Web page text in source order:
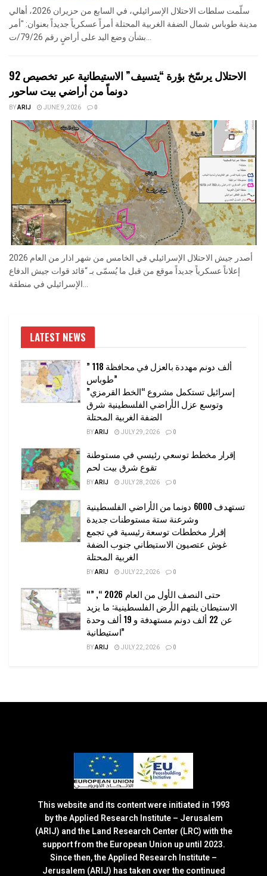
سلّمت سلطات الاحتلال الإسرائيلي، في السابع من حزيران 2026، أهالي
مدينة طوباس شمال الضفة الغربية المحتلة أمراً عسكرياً جديداً بعنوان: "أمر
بشأن وضع اليد على أراضٍ رقم 79/26/ت...
الاحتلال يرسّخ بؤرة “يتسيف” الاستيطانية عبر تخصيص 92
دونماً من أراضي بيت ساحور
BYARIJ JUNE 9, 2026 0
أصدر جيش الاحتلال الإسرائيلي في الخامس من شهر اذار من العام 2026
إعلاناً عسكرياً جديداً موقع من قبل ما يُسمّى بـ “قائد قوات جيش الدفاع
الإسرائيلي في منطقة...
LATEST NEWS
” 118 ألف دونم مهددة بالعزل في محافظة
طوباس”
إسرائيل تستكمل مشروع “الخط القرمزي”
وتوسع عزل الأراضي الفلسطينية شرق
الضفة الغربية المحتلة
BYARIJ JULY 29, 2026 0
إقرار مخطط توسعي رئيسي في مستوطنة
تقوع شرق بيت لحم
BYARIJ JULY 28, 2026 0
تستهدف 6000 دونما من الأراضي الفلسطينية
وشرعنة ستة مستوطنات جديدة
إقرار مخططات توسعة رئيسية في تجمع
غوش عتصيون الاستيطاني جنوب الضفة
الغربية المحتلة
BYARIJ JULY 22, 2026 0
“حتى النصف الأول من العام 2026 “, ”
الاستيطان يلتهم الأرض الفلسطينية: ما يزيد
عن 22 ألف دونم مستهدفة و 19 ألف وحدة
استيطانية”
BYARIJ JULY 22, 2026 0
This website and its content were initiated in 1993
by the Applied Research Institute – Jerusalem
(ARIJ) and the Land Research Center (LRC) with the
support from the European Union up until 2023.
Since then, the Applied Research Institute –
Jerusalem (ARIJ) has taken over the continued